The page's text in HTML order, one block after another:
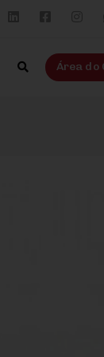
Área do